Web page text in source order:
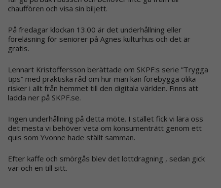
chauffören och visa sin biljett.
På fredagar klockan 13.00 är det underhållning eller
föreläsning för seniorer på Agnes kulturhus och det är
gratis.
Lennart Kristoffersson berättade om SKPF:s serie ”Trygga
tips” med praktiska råd om hur man kan förebygga olika
risker i allt från hemmet till den digitala världen. Finns att
ladda ner på SKPF.se.
Ingen underhållning på detta möte. I stället fick vi lära oss
det mesta vi behöver veta om konsumenträtt genom ett
quis som Yvonne hade ställt samman.
Efter kaffe och smörgås blev det lottdragning , sedan gick
var och en till sitt.